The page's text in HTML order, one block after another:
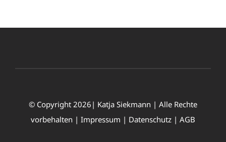
© Copyright 2026| Katja Siekmann | Alle Rechte
vorbehalten | Impressum | Datenschutz | AGB